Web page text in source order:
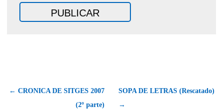
← CRONICA DE SITGES 2007
(2º parte)
SOPA DE LETRAS (Rescatado)
→